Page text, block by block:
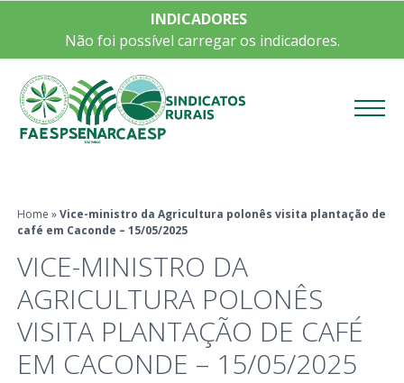
INDICADORES
Não foi possível carregar os indicadores.
Home »Vice-ministro da Agricultura polonês visita plantação de
café em Caconde – 15/05/2025
VICE-MINISTRO DA
AGRICULTURA POLONÊS
VISITA PLANTAÇÃO DE CAFÉ
EM CACONDE – 15/05/2025